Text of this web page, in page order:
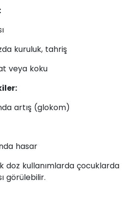
kuruluk, tahriş
veya koku
artış (glokom)
hasar
doz kullanımlarda çocuklarda
görülebilir.